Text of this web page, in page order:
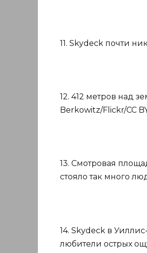
11. Skydeck почти
12. 412 метров над
Berkowitz/Flickr/CC
13. Смотровая
стояло так много
14. Skydeck в
любители острых